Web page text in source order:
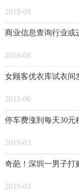
2019-09
商业信息查询行业或
2019-08
女顾客优衣库试衣间
2019-06
停车费涨到每天30元
2019-03
奇葩！深圳一男子
2019-03